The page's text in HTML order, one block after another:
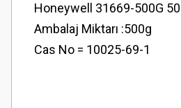
Honeywell 31669-500G
Ambalaj Miktarı :500g
Cas No = 10025-69-1